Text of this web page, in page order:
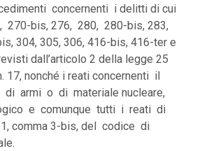
concernenti i delitti di cui
270-bis, 276, 280, 280-bis, 283,
304, 305, 306, 416-bis, 416-ter e
dall’articolo 2 della legge 25
17, nonché i reati concernenti il
armi o di materiale nucleare,
e comunque tutti i reati di
comma 3-bis, del codice di